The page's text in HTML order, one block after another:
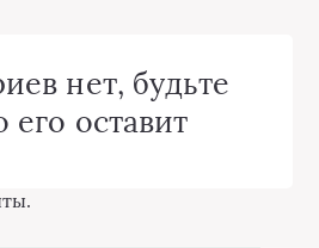
нет, будьте
оставит